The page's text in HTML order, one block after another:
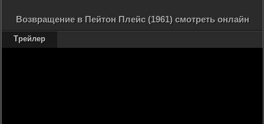
Возвращение в Пейтон Плейс (1961) смотреть онлайн
Трейлер